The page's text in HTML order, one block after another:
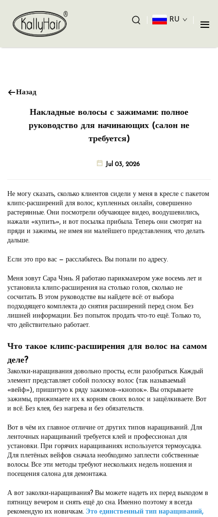
RU
Назад
Накладные волосы с зажимами: полное
руководство для начинающих (салон не
требуется)
Jul 03, 2026
Не могу сказать, сколько клиентов сидели у меня в кресле с пакетом
клипс-расширений для волос, купленных онлайн, совершенно
растерянные. Они посмотрели обучающее видео, воодушевились,
нажали «купить», и вот посылка прибыла. Теперь они смотрят на
пряди и зажимы, не имея ни малейшего представления, что делать
дальше.
Если это про вас — расслабьтесь. Вы попали по адресу.
Меня зовут Сара Чэнь. Я работаю парикмахером уже восемь лет и
установила клипс-расширения на столько голов, сколько не
сосчитать. В этом руководстве вы найдете всё: от выбора
подходящего комплекта до снятия расширений перед сном. Без
лишней информации. Без попыток продать что-то ещё. Только то,
что действительно работает.
Что такое клипс-расширения для волос на самом
деле?
Заколки-наращивания довольно просты, если разобраться. Каждый
элемент представляет собой полоску волос (так называемый
«вейф»), пришитую к ряду зажимов-«кнопок». Вы открываете
зажимы, прижимаете их к корням своих волос и защёлкиваете. Вот
и всё. Без клея, без нагрева и без обязательств.
Вот в чём их главное отличие от других типов наращиваний. Для
ленточных наращиваний требуется клей и профессионал для
установки. При горячих наращиваниях используется термоусадка.
Для плетёных вейфов сначала необходимо заплести собственные
волосы. Все эти методы требуют нескольких недель ношения и
посещения салона для демонтажа.
А вот заколки-наращивания? Вы можете надеть их перед выходом в
пятницу вечером и снять ещё до сна. Именно поэтому я всегда
рекомендую их новичкам. Это единственный тип наращиваний,